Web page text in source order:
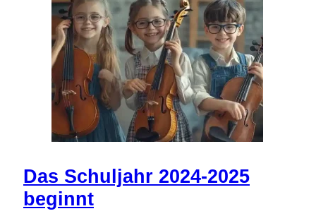
Das Schuljahr 2024-2025
beginnt